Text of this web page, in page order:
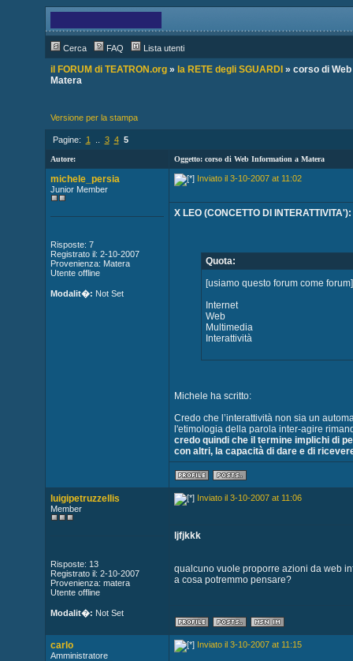
Cerca FAQ Lista utenti
il FORUM di TEATRON.org» la RETE degli SGUARDI » corso di
Matera
Versione per la stampa
Pagine: 1 3 4 5
Autore: Oggetto: corso di Web Information a Matera
michele_persia
Junior Member
Risposte: 7
Registrato il: 2-10-2007
Provenienza: Matera
Utente offline
Modalit�: Not Set
Inviato il 3-10-2007 at 11:02
X LEO (CONCETTO DI INTERATTIVITA'):
Quota:
[usiamo questo forum come
Internet
Web
Multimedia
Interattività
Michele ha scritto:
Credo che l’interattività non sia un
l'etimologia della parola inter-agire
credo quindi che il termine implichi di
con altri, la capacità di dare e di
luigipetruzzellis
Member
Risposte: 13
Registrato il: 2-10-2007
Provenienza: matera
Utente offline
Modalit�: Not Set
Inviato il 3-10-2007 at 11:06
ljfjkkk
qualcuno vuole proporre azioni da web
a cosa potremmo pensare?
carlo
Amministratore
Inviato il 3-10-2007 at 11:15